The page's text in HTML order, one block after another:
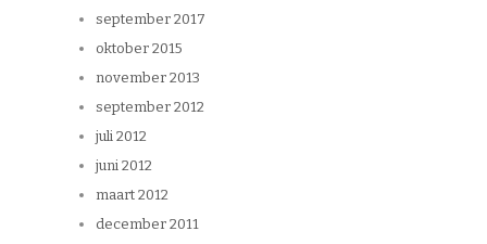
september 2017
oktober 2015
november 2013
september 2012
juli 2012
juni 2012
maart 2012
december 2011